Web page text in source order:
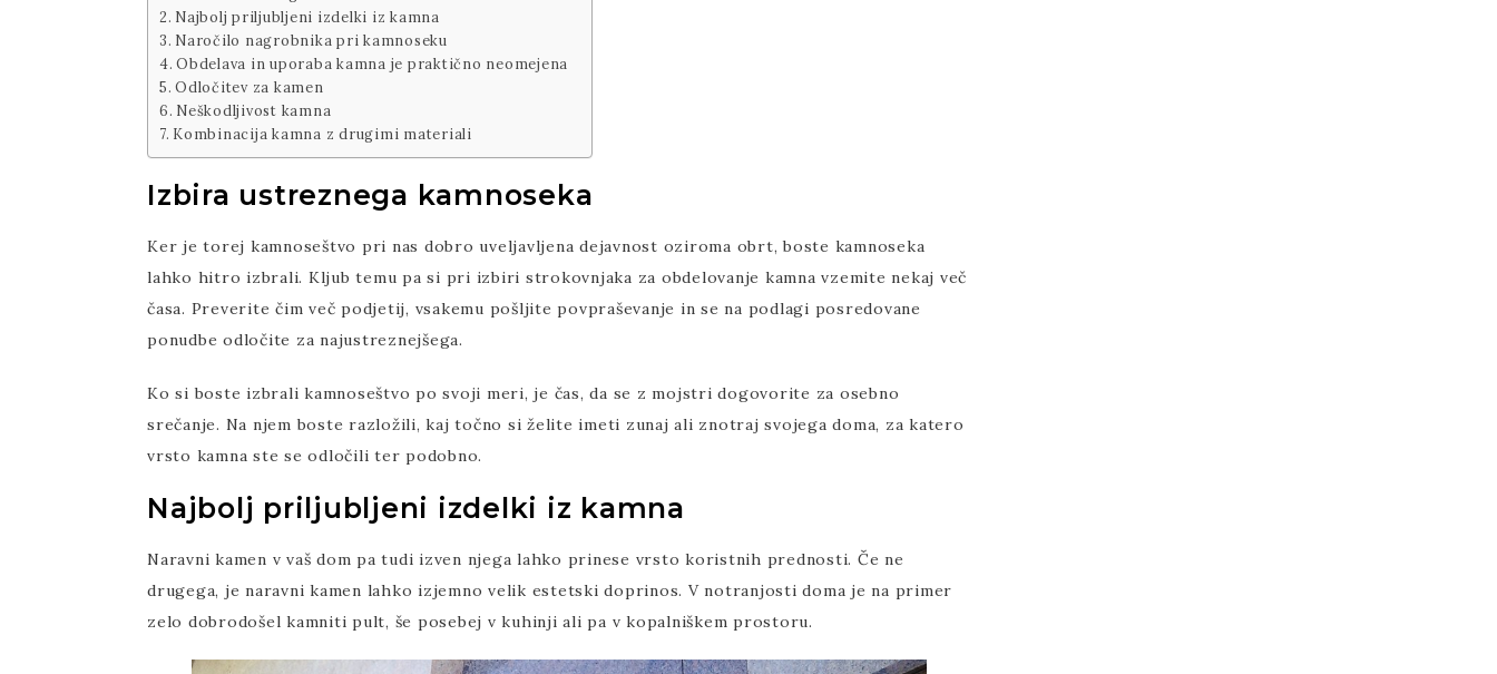
Najbolj priljubljeni izdelki iz kamna
Naročilo nagrobnika pri kamnoseku
Obdelava in uporaba kamna je praktično neomejena
Odločitev za kamen
Neškodljivost kamna
Kombinacija kamna z drugimi materiali
Izbira ustreznega kamnoseka
Ker je torej kamnoseštvo pri nas dobro uveljavljena dejavnost oziroma obrt, boste kamnoseka
lahko hitro izbrali. Kljub temu pa si pri izbiri strokovnjaka za obdelovanje kamna vzemite nekaj več
časa. Preverite čim več podjetij, vsakemu pošljite povpraševanje in se na podlagi posredovane
ponudbe odločite za najustreznejšega.
Ko si boste izbrali kamnoseštvo po svoji meri, je čas, da se z mojstri dogovorite za osebno
srečanje. Na njem boste razložili, kaj točno si želite imeti zunaj ali znotraj svojega doma, za katero
vrsto kamna ste se odločili ter podobno.
Najbolj priljubljeni izdelki iz kamna
Naravni kamen v vaš dom pa tudi izven njega lahko prinese vrsto koristnih prednosti. Če ne
drugega, je naravni kamen lahko izjemno velik estetski doprinos. V notranjosti doma je na primer
zelo dobrodošel kamniti pult, še posebej v kuhinji ali pa v kopalniškem prostoru.